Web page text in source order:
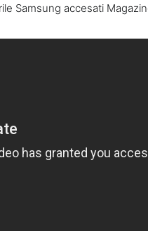
Samsung accesati